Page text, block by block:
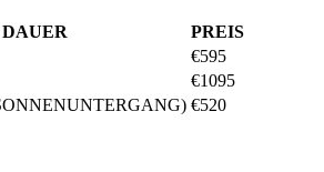
DAUER
PREIS
€595
€1095
€520